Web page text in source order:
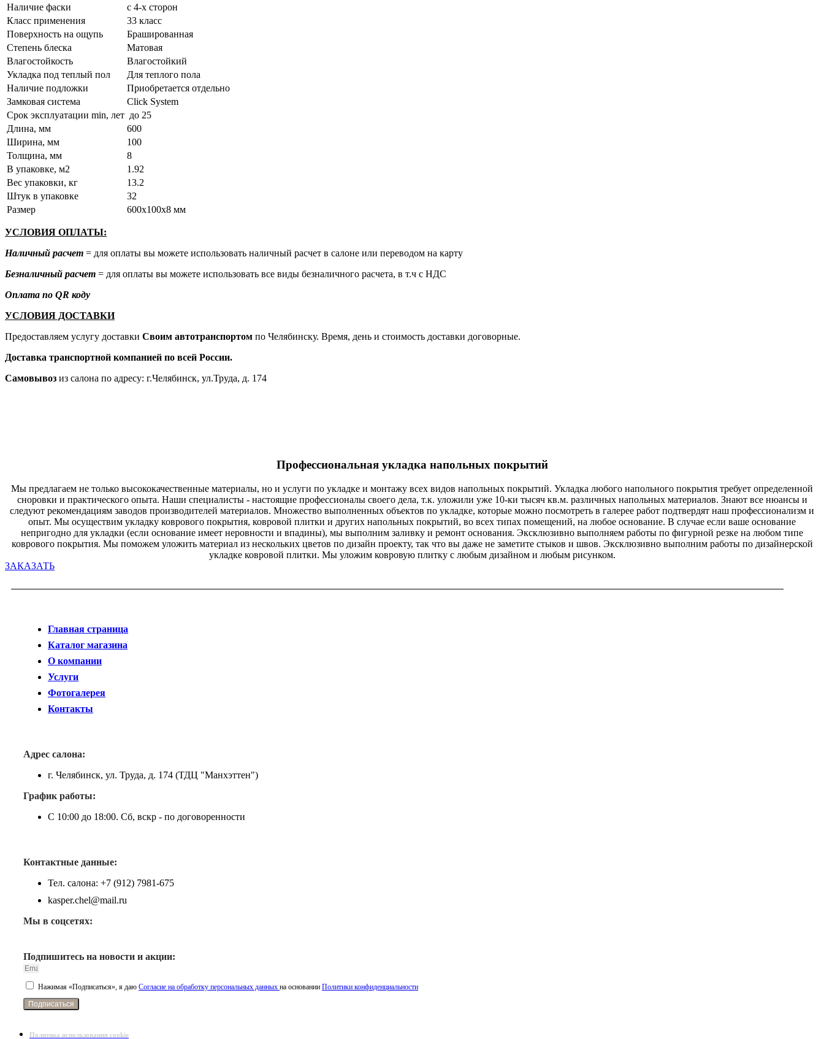
Наличие фаски
с 4-х сторон
Класс применения
33 класс
Поверхность на ощупь
Брашированная
Степень блеска
Матовая
Влагостойкость
Влагостойкий
Укладка под теплый пол
Для теплого пола
Наличие подложки
Приобретается отдельно
Замковая система
Click System
Срок эксплуатации min, лет до 25
Длина, мм
600
Ширина, мм
100
Толщина, мм
8
В упаковке, м2
1.92
Вес упаковки, кг
13.2
Штук в упаковке
32
Размер
600x100x8 мм
УСЛОВИЯ ОПЛАТЫ:
Наличный расчет = для оплаты вы можете использовать наличный расчет в салоне или переводом на карту
Безналичный расчет = для оплаты вы можете использовать все виды безналичного расчета, в т.ч с НДС
Оплата по QR коду
УСЛОВИЯ ДОСТАВКИ
Предоставляем услугу доставки Своим автотранспортом по Челябинску. Время, день и стоимость доставки договорные.
Доставка транспортной компанией по всей России.
Самовывоз из салона по адресу: г.Челябинск, ул.Труда, д. 174
Профессиональная укладка напольных покрытий
Мы предлагаем не только высококачественные материалы, но и услуги по укладке и монтажу всех видов напольных покрытий. Укладка любого напольного покрытия требует определенной
сноровки и практического опыта. Наши специалисты - настоящие профессионалы своего дела, т.к. уложили уже 10-ки тысяч кв.м. различных напольных материалов. Знают все нюансы и
следуют рекомендациям заводов производителей материалов. Множество выполненных объектов по укладке, которые можно посмотреть в галерее работ подтвердят наш профессионализм и
опыт. Мы осуществим укладку коврового покрытия, ковровой плитки и других напольных покрытий, во всех типах помещений, на любое основание. В случае если ваше основание
непригодно для укладки (если основание имеет неровности и впадины), мы выполним заливку и ремонт основания. Эксклюзивно выполняем работы по фигурной резке на любом типе
коврового покрытия. Мы поможем уложить материал из нескольких цветов по дизайн проекту, так что вы даже не заметите стыков и швов. Эксклюзивно выполним работы по дизайнерской
укладке ковровой плитки. Мы уложим ковровую плитку с любым дизайном и любым рисунком.
ЗАКАЗАТЬ
Главная страница
Каталог магазина
О компании
Услуги
Фотогалерея
Контакты
Адрес салона:
г. Челябинск, ул. Труда, д. 174 (ТДЦ "Манхэттен")
График работы:
С 10:00 до 18:00. Сб, вскр - по договоренности
Контактные данные:
Тел. салона: +7 (912) 7981-675
kasper.chel@mail.ru
Мы в соцсетях:
Подпишитесь на новости и акции:
Нажимая «Подписаться», я даю Согласие на обработку персональных данных на основании Политики конфиденциальности
Подписаться
Политика использования cookie